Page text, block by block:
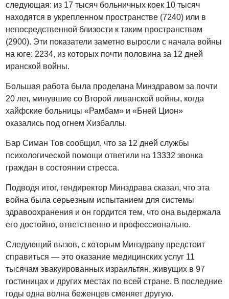
следующая: из 17 тысяч больничных коек 10 тысяч
находятся в укрепленном пространстве (7240) или в
непосредственной близости к таким пространствам
(2900). Эти показатели заметно выросли с начала войны
на юге: 2234, из которых почти половина за 12 дней
иранской войны.
Большая работа была проделана Минздравом за почти
20 лет, минувшие со Второй ливанской войны, когда
хайфские больницы «Рамбам» и «Бней Цион»
оказались под огнем Хизбаллы.
Бар Симан Тов сообщил, что за 12 дней службы
психологической помощи ответили на 13332 звонка
граждан в состоянии стресса.
Подводя итог, гендиректор Минздрава сказал, что эта
война была серьезным испытанием для системы
здравоохранения и он гордится тем, что она выдержала
его достойно, ответственно и профессионально.
Следующий вызов, с которым Минздраву предстоит
справиться — это оказание медицинских услуг 11
тысячам эвакуированных израильтян, живущих в 97
гостиницах и других местах по всей стране. В последние
годы одна волна беженцев сменяет другую.